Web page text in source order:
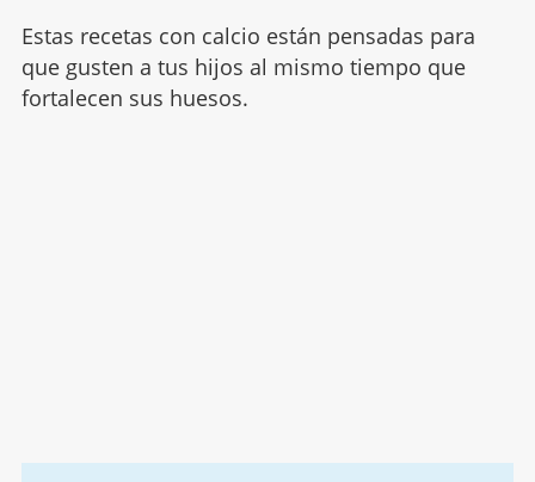
Estas recetas con calcio están pensadas para
que gusten a tus hijos al mismo tiempo que
fortalecen sus huesos.